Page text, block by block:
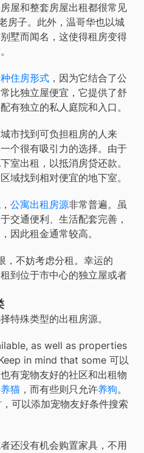
屋和整套房屋出租都很常见
房子。此外， 温哥华也以城
墅而闻名，这使得租房变得
住房形式 ，因为它结合了公
比独立屋便宜，它提供了舒
有独立的私人庭院和入口。
市找到可负担租房的人来
个很有吸引力的选择。由于
室出租，以抵消房贷还款。
域找到相对便宜的地下室。
公寓出租房源非常普遍。虽
交通便利、生活配套完善，
因此租金通常较高。
，不妨考虑分租。幸运的
到位于市中心的独立屋或者
特殊类型的出租房源。
as well as properties
in mind that some 可以
有宠物友好的社区和出租物
养猫 ，而有些则只允许养狗。
可以添加宠物友好条件搜索
还没有机会购置家具，不用